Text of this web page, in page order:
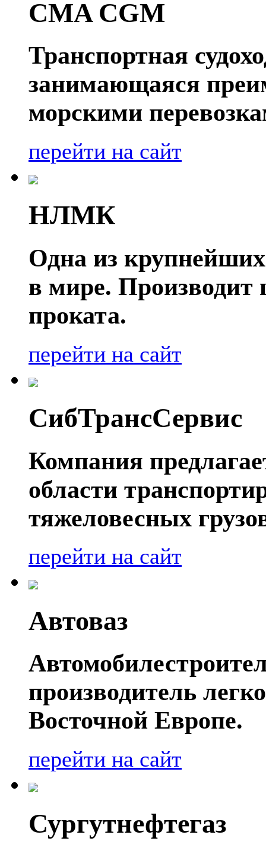
CMA CGM
Транспортная
занимающаяся
морскими
перейти на сайт
НЛМК
Одна из
в мире. Производит
проката.
перейти на сайт
СибТрансСервис
Компания
области
тяжеловесных
перейти на сайт
Автоваз
производитель
Восточной Европе.
перейти на сайт
Сургутнефтегаз